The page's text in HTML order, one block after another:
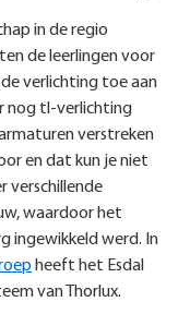
in de regio
de leerlingen voor
verlichting toe aan
nog tl-verlichting
verstreken
en dat kun je niet
verschillende
waardoor het
ingewikkeld werd. In
heeft het Esdal
van Thorlux.